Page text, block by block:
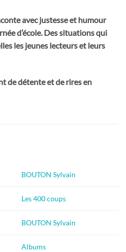
avec justesse et humour
d’école. Des situations qui
les jeunes lecteurs et leurs
de détente et de rires en
BOUTON Sylvain
Les 400 coups
BOUTON Sylvain
Albums